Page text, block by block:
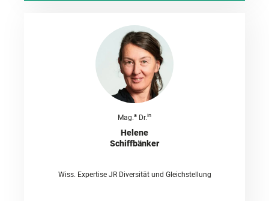
Mag.a Dr.in
Helene
Schiffbänker
Wiss. Expertise JR Diversität und Gleichstellung